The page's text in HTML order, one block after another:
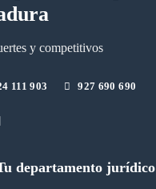
y competitivos
111 903 927 690 690
departamento jurídico